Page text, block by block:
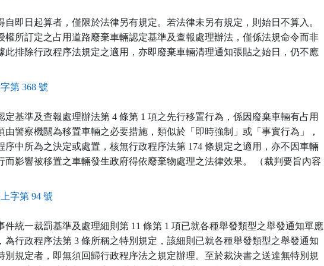
自即日起算者，僅限於法律另有規定。若法律未另有規定，則始日不算入。
權所訂定之占用道路廢棄車輛認定基準及查報處理辦法，僅係法規命令而非
此排除行政程序法規定之適用，亦即廢棄車輛清理通知張貼之始日，仍不應
第 368 號
定基準及查報處理辦法第 4 條第 1 項之先行移置行為，係因廢棄車輛有占用
由警察機關為移置車輛之必要措施，類似於「即時強制」或「事實行為」，
序中所為之決定或處置，核無行政程序法第 174 條規定之適用，亦不因車輛
而影響被移置之車輛發生政府得依廢棄物處理之法律效果。 （裁判要旨內容
字第 94 號
件統一裁罰基準及處理細則第 11 條第 1 項已就各種舉發類型之舉發通知單應
為行政程序法第 3 條所稱之特別規定，該細則已就各種舉發類型之舉發通知
別規定者，即無須回歸行政程序法之規定辦理。至於裁決書之送達無特別規